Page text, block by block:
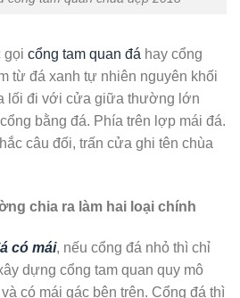
gọi cổng tam quan đá hay cổng
từ đá xanh tự nhiên nguyên khối
lối đi với cửa giữa thường lớn
bằng đá. Phía trên lợp mái đá.
câu đối, trấn cửa ghi tên chùa
chia ra làm hai loại chính
có mái, nếu cổng đá nhỏ thì chỉ
dựng cổng tam quan quy mô
có mái gác bên trên. Cổng đá thì